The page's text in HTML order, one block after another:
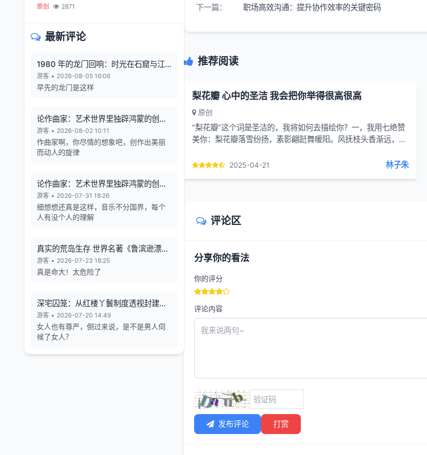
原创 2871
最新评论
1980 年的龙门回响：时光在石窟与江
风中凝固
游客 • 2026-08-05 16:06
早先的龙门是这样
论作曲家：艺术世界里独辟鸿蒙的创造
者
游客 • 2026-08-02 10:11
作曲家啊，你尽情的想象吧，创作出美丽
而动人的旋律
论作曲家：艺术世界里独辟鸿蒙的创造
者
游客 • 2026-07-31 18:26
细想想还真是这样，音乐不分国界，每个
人有没个人的理解
真实的荒岛生存 世界名著《鲁滨逊漂流
记》的原型
游客 • 2026-07-23 18:25
真是命大！太危险了
深宅囚笼：从红楼丫鬟制度透视封建女
性的生存异化与人格消解
游客 • 2026-07-20 14:49
女人也有尊严，倒过来说，是不是男人伺
候了女人？
下一篇：
职场高效沟通：提升协作效率的关键密码
推荐阅读
梨花瓣 心中的圣洁 我会把你举得很高很高
原创
“梨花瓣”这个词是圣洁的，我将如何去描绘你？一，我用七绝赞
美你：梨花瓣落雪纷扬，素影翩跹舞暖阳。风抚枝头香渐远，残
描绘出其轻盈、洁白之态。第...
2025-04-21 林子朱
评论区
分享你的看法
你的评分
评论内容
发布评论 打赏